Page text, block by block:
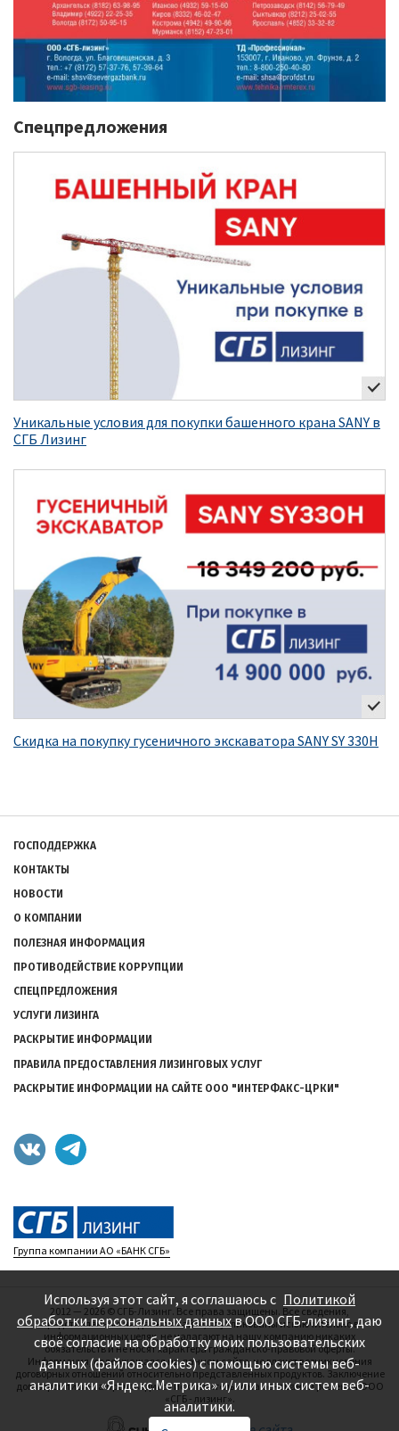
Спецпредложения
Уникальные условия для покупки башенного крана SANY в
СГБ Лизинг
Скидка на покупку гусеничного экскаватора SANY SY 330H
Подвал
ГОСПОДДЕРЖКА
КОНТАКТЫ
НОВОСТИ
О КОМПАНИИ
ПОЛЕЗНАЯ ИНФОРМАЦИЯ
ПРОТИВОДЕЙСТВИЕ КОРРУПЦИИ
СПЕЦПРЕДЛОЖЕНИЯ
УСЛУГИ ЛИЗИНГА
РАСКРЫТИЕ ИНФОРМАЦИИ
ПРАВИЛА ПРЕДОСТАВЛЕНИЯ ЛИЗИНГОВЫХ УСЛУГ
РАСКРЫТИЕ ИНФОРМАЦИИ НА САЙТЕ ООО "ИНТЕРФАКС-ЦРКИ"
Группа компании АО «БАНК СГБ»
2012 — 2026 © СГБ-Лизинг. Все права защищены. Все сведения,
представленные на данном сайте, опубликованы исключительно в
информационных целях, не налагают на нашу компанию никаких
обязательств и не носят характера гражданско-правовой оферты.
Информация, содержащаяся на данном сайте, не влечет возникновения
договорных отношений относительно представленных продуктов. Заключение
договоров лизинга производится исключительно на основании решения ООО
«СГБ - лизинг».
Используя этот сайт, я соглашаюсь с Политикой
обработки персональных данныхв ООО СГБ-лизинг, даю
своё согласие на обработку моих пользовательских
данных (файлов cookies) с помощью системы веб-
аналитики «Яндекс.Метрика» и/или иных систем веб-
аналитики.